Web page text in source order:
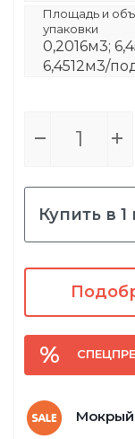
Площадь и
упаковки
0,2016м3;
6,4512м3/
Купить в 1
Мокрый